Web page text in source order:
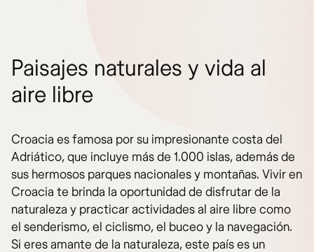
Paisajes naturales y vida al
aire libre
Croacia es famosa por su impresionante costa del
Adriático, que incluye más de 1.000 islas, además de
sus hermosos parques nacionales y montañas. Vivir en
Croacia te brinda la oportunidad de disfrutar de la
naturaleza y practicar actividades al aire libre como
el senderismo, el ciclismo, el buceo y la navegación.
Si eres amante de la naturaleza, este país es un